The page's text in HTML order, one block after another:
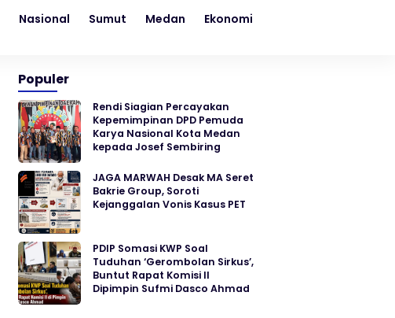
Nasional Sumut Medan Ekonomi
Populer
Rendi Siagian Percayakan
Kepemimpinan DPD Pemuda
Karya Nasional Kota Medan
kepada Josef Sembiring
JAGA MARWAH Desak MA Seret
Bakrie Group, Soroti
Kejanggalan Vonis Kasus PET
PDIP Somasi KWP Soal
Tuduhan ‘Gerombolan Sirkus’,
Buntut Rapat Komisi II
Dipimpin Sufmi Dasco Ahmad